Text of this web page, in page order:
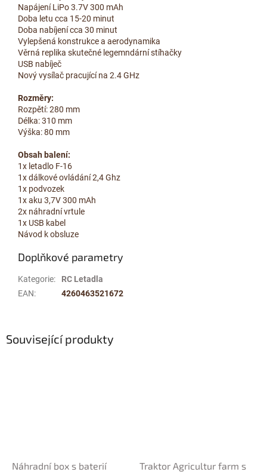
Související produkty
Náhradní box s baterií
Traktor Agricultur farm s
Napájení LiPo 3.7V 300 mAh
Doba letu cca 15-20 minut
Doba nabíjení cca 30 minut
Vylepšená konstrukce a aerodynamika
Věrná replika skutečné legemndární stíhačky
USB nabíječ
Nový vysílač pracující na 2.4 GHz
Rozměry:
Rozpětí: 280 mm
Délka: 310 mm
Výška: 80 mm
Obsah balení:
1x letadlo F-16
1x dálkové ovládání 2,4 Ghz
1x podvozek
1x aku 3,7V 300 mAh
2x náhradní vrtule
1x USB kabel
Návod k obsluze
Doplňkové parametry
Kategorie:
RC Letadla
EAN: 4260463521672